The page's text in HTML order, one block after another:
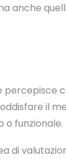
anche
percepisce
il
o funzionale.
di